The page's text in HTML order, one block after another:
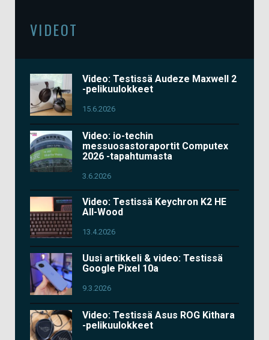
VIDEOT
Video: Testissä Audeze Maxwell 2
-pelikuulokkeet
15.6.2026
Video: io-techin
messuosastoraportit Computex
2026 -tapahtumasta
3.6.2026
Video: Testissä Keychron K2 HE
All-Wood
13.4.2026
Uusi artikkeli & video: Testissä
Google Pixel 10a
9.3.2026
Video: Testissä Asus ROG Kithara
-pelikuulokkeet